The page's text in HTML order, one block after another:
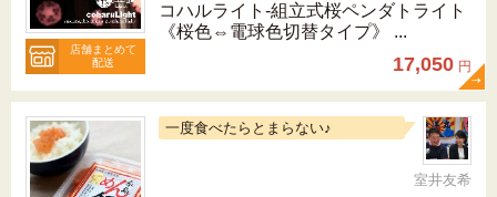
店舗まとめて
配送
コハルライト‐組立式桜ペンダトライト
《桜色⇔電球色切替タイプ》 ...
17,050 円
一度食べたらとまらない♪
室井友希